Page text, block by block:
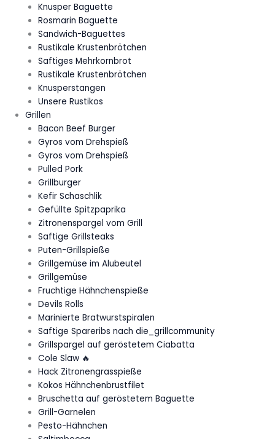
Knusper Baguette
Rosmarin Baguette
Sandwich-Baguettes
Rustikale Krustenbrötchen
Saftiges Mehrkornbrot
Rustikale Krustenbrötchen
Knusperstangen
Unsere Rustikos
Grillen
Bacon Beef Burger
Gyros vom Drehspieß
Gyros vom Drehspieß
Pulled Pork
Grillburger
Kefir Schaschlik
Gefüllte Spitzpaprika
Zitronenspargel vom Grill
Saftige Grillsteaks
Puten-Grillspieße
Grillgemüse im Alubeutel
Grillgemüse
Fruchtige Hähnchenspieße
Devils Rolls
Marinierte Bratwurstspiralen
Saftige Spareribs nach die_grillcommunity
Grillspargel auf geröstetem Ciabatta
Cole Slaw 🔥
Hack Zitronengrasspieße
Kokos Hähnchenbrustfilet
Bruschetta auf geröstetem Baguette
Grill-Garnelen
Pesto-Hähnchen